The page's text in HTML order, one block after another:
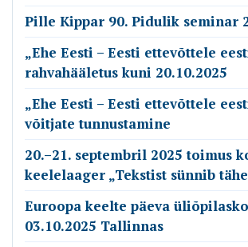
Pille Kippar 90. Pidulik seminar
„Ehe Eesti – Eesti ettevõttele
rahvahääletus kuni 20.10.2025
„Ehe Eesti – Eesti ettevõttele
võitjate tunnustamine
20.–21. septembril 2025 toimus
keelelaager „Tekstist sünnib
Euroopa keelte päeva
03.10.2025 Tallinnas